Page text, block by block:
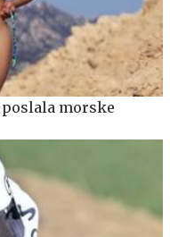
poslala morske